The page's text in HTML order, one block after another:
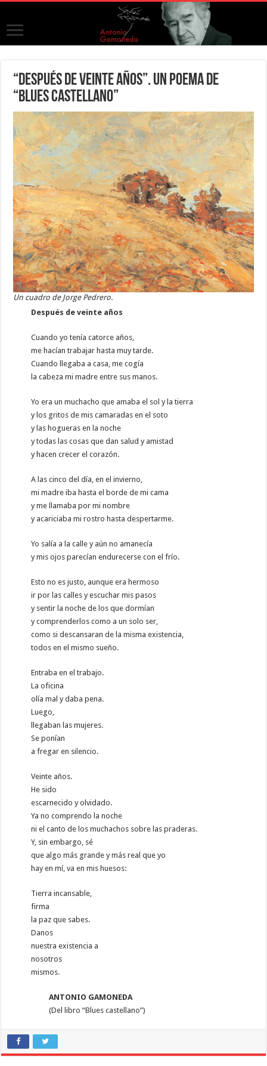
“Después de veinte años”. Un poema de
“Blues castellano”
Un cuadro de Jorge Pedrero.
Después de veinte años
Cuando yo tenía catorce años,
me hacían trabajar hasta muy tarde.
Cuando llegaba a casa, me cogía
la cabeza mi madre entre sus manos.
Yo era un muchacho que amaba el sol y la tierra
y los gritos de mis camaradas en el soto
y las hogueras en la noche
y todas las cosas que dan salud y amistad
y hacen crecer el corazón.
A las cinco del día, en el invierno,
mi madre iba hasta el borde de mi cama
y me llamaba por mi nombre
y acariciaba mi rostro hasta despertarme.
Yo salía a la calle y aún no amanecía
y mis ojos parecían endurecerse con el frío.
Esto no es justo, aunque era hermoso
ir por las calles y escuchar mis pasos
y sentir la noche de los que dormían
y comprenderlos como a un solo ser,
como si descansaran de la misma existencia,
todos en el mismo sueño.
Entraba en el trabajo.
La oficina
olía mal y daba pena.
Luego,
llegaban las mujeres.
Se ponían
a fregar en silencio.
Veinte años.
He sido
escarnecido y olvidado.
Ya no comprendo la noche
ni el canto de los muchachos sobre las praderas.
Y, sin embargo, sé
que algo más grande y más real que yo
hay en mí, va en mis huesos:
Tierra incansable,
firma
la paz que sabes.
Danos
nuestra existencia a
nosotros
mismos.
ANTONIO GAMONEDA
(Del libro “Blues castellano”)